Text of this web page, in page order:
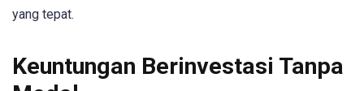
yang tepat.
Keuntungan Berinvestasi Tanpa